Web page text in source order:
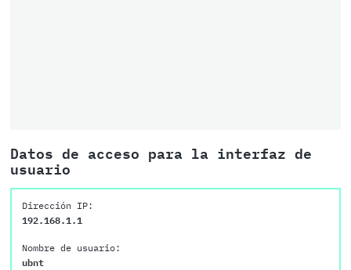
Datos de acceso para la interfaz de
usuario
Dirección IP:
192.168.1.1
Nombre de usuario:
ubnt